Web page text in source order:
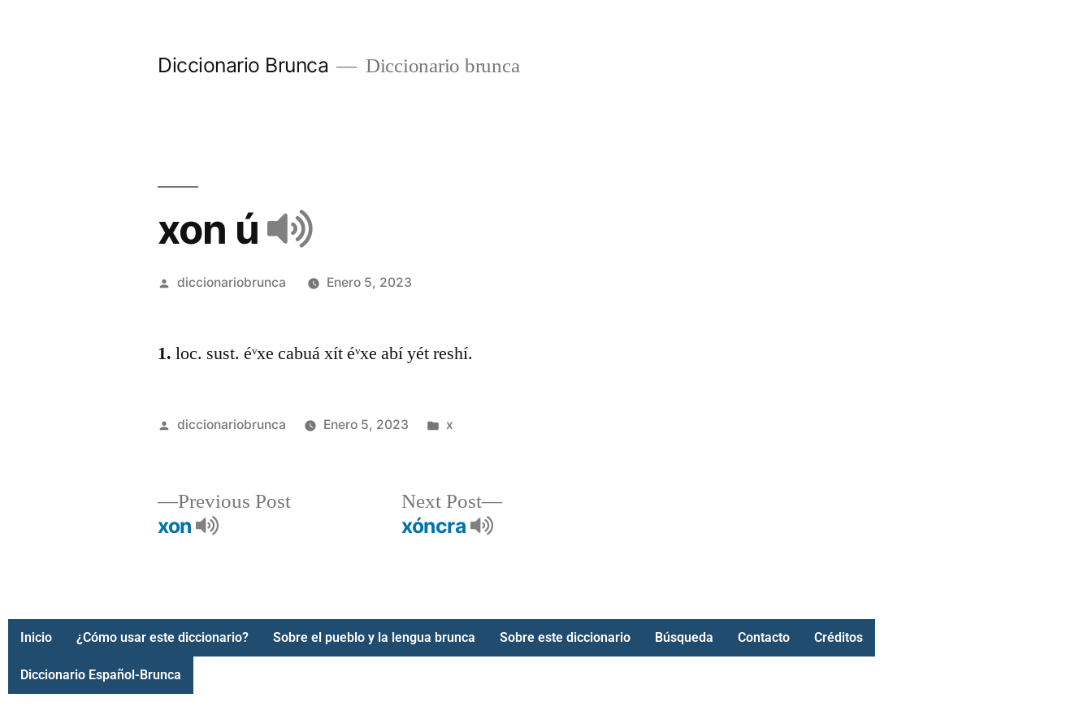
Diccionario Brunca Diccionario brunca
xon ú
diccionariobrunca Enero 5, 2023
1. loc. sust. éᵛxe cabuá xít éᵛxe abí yét reshí.
diccionariobrunca Enero 5, 2023 x
Previous Post
xon
Next Post
xóncra
Inicio ¿Cómo usar este diccionario? Sobre el pueblo y la lengua brunca Sobre este diccionario Búsqueda Contacto Créditos
Diccionario Español-Brunca